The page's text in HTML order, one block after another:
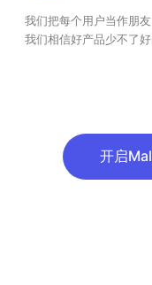
我们把每个用户当作朋
我们相信好产品少不了
开启